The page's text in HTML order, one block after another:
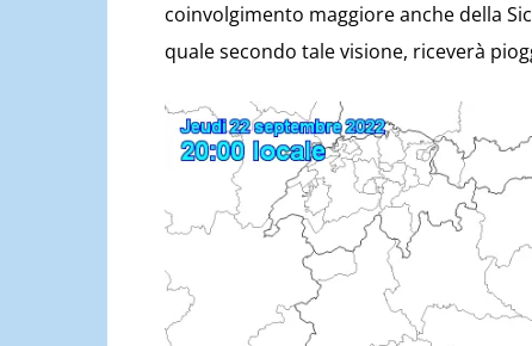
coinvolgimento maggiore anche della
quale secondo tale visione, riceverà